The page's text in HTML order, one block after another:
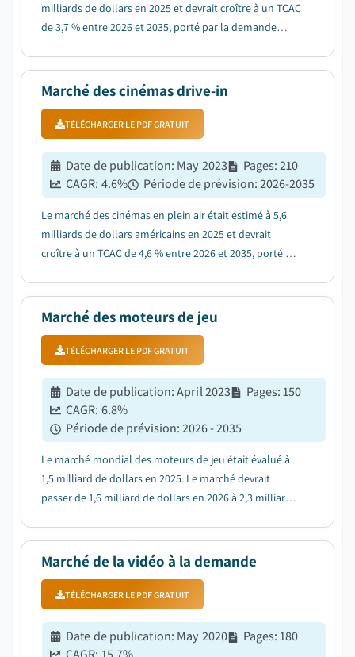
milliards de dollars en 2025 et devrait croître à un TCAC
de 3,7 % entre 2026 et 2035, porté par la demande
Marché des cinémas drive-in
TÉLÉCHARGER LE PDF GRATUIT
Date de publication: May 2023 Pages:210
CAGR: 4.6% Période de prévision:2026-2035
Le marché des cinémas en plein air était estimé à 5,6
milliards de dollars américains en 2025 et devrait
croître à un TCAC de 4,6 % entre 2026 et 2035, porté par
par des offres à valeur ajoutée....
Marché des moteurs de jeu
TÉLÉCHARGER LE PDF GRATUIT
Date de publication:April 2023 Pages:150
CAGR: 6.8%
Période de prévision:2026 - 2035
Le marché mondial des moteurs de jeu était évalué à
1,5 milliard de dollars en 2025. Le marché devrait
passer de 1,6 milliard de dollars en 2026 à 2,3 milliards
6,8 % pendant la période de pré...
Marché de la vidéo à la demande
TÉLÉCHARGER LE PDF GRATUIT
Date de publication: May 2020 Pages:180